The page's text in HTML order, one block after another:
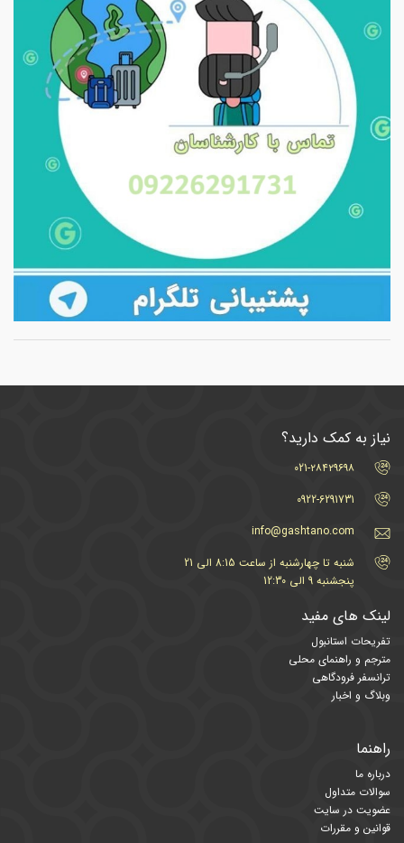
نیاز به کمک دارید؟
021-۲۸۴۲۹۶۹۸
0922-6291731
info@gashtano.com
شنبه تا چهارشنبه از ساعت 8:15 الی 21
پنجشنبه 9 الی 12:30
لینک های مفید
تفریحات استانبول
مترجم و راهنمای محلی
ترانسفر فرودگاهی
وبلاگ و اخبار
راهنما
درباره ما
سوالات متداول
عضویت در سایت
قوانین و مقررات